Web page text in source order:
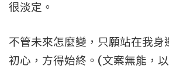
很淡定。
不管未來怎麼變，只願站在我身
初心，方得始終。(文案無能，